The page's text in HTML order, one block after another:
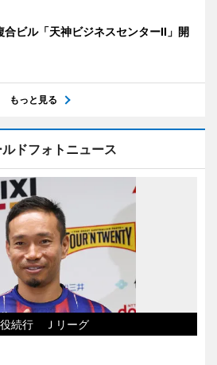
合ビル「天神ビジネスセンターII」開
もっと見る
ルドフォトニュース
役続行 Ｊリーグ